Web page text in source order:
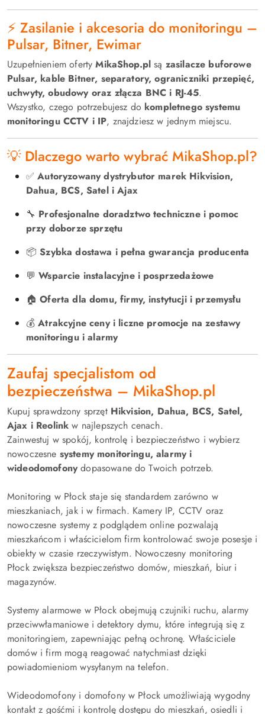
⚡ Zasilanie i akcesoria do monitoringu –
Pulsar, Bitner, Ewimar
Uzupełnieniem ofertyMikaShop.pl są zasilacze buforowe
Pulsar, kable Bitner, separatory, ograniczniki przepięć,
uchwyty, obudowy oraz złącza BNC i RJ-45.
Wszystko, czego potrzebujesz do kompletnego systemu
monitoringu CCTV i IP, znajdziesz w jednym miejscu.
💡 Dlaczego warto wybrać MikaShop.pl?
✅Autoryzowany dystrybutor marek Hikvision,
Dahua, BCS, Satel i Ajax
🔧 Profesjonalne doradztwo techniczne i pomoc
przy doborze sprzętu
📦Szybka dostawa i pełna gwarancja producenta
💬Wsparcie instalacyjne i posprzedażowe
🏠Oferta dla domu, firmy, instytucji i przemysłu
💰Atrakcyjne ceny i liczne promocje na zestawy
monitoringu i alarmy
Zaufaj specjalistom od
bezpieczeństwa – MikaShop.pl
Kupuj sprawdzony sprzęt Hikvision, Dahua, BCS, Satel,
Ajax i Reolink w najlepszych cenach.
Zainwestuj w spokój, kontrolę i bezpieczeństwo i wybierz
nowoczesne systemy monitoringu, alarmy i
wideodomofonydopasowane do Twoich potrzeb.
Monitoring w Płock staje się standardem zarówno w
mieszkaniach, jak i w firmach. Kamery IP, CCTV oraz
nowoczesne systemy z podglądem online pozwalają
mieszkańcom i właścicielom firm kontrolować swoje posesje i
obiekty w czasie rzeczywistym. Nowoczesny monitoring
Płock zwiększa bezpieczeństwo domów, mieszkań, biur i
magazynów.
Systemy alarmowe w Płock obejmują czujniki ruchu, alarmy
przeciwwłamaniowe i detektory dymu, które integrują się z
monitoringiem, zapewniając pełną ochronę. Właściciele
domów i firm mogą reagować natychmiast dzięki
powiadomieniom wysyłanym na telefon.
Wideodomofony i domofony w Płock umożliwiają wygodny
kontakt z gośćmi i kontrolę dostępu do mieszkań, osiedli i